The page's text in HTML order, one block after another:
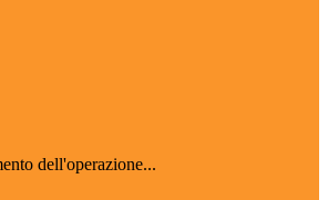
dell'operazione...